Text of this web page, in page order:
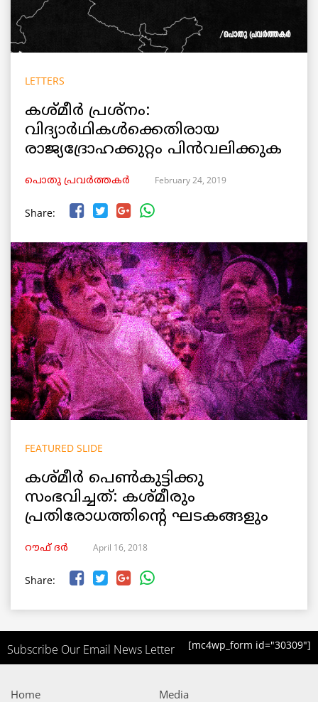
LETTERS
കശ്മീർ പ്രശ്നം:
വിദ്യാർഥികൾക്കെതിരായ
രാജ്യദ്രോഹക്കുറ്റം പിൻവലിക്കുക
പൊതു പ്രവർത്തകർ February 24, 2019
Share:
FEATURED SLIDE
കശ്മീർ പെൺകുട്ടിക്കു
സംഭവിച്ചത്: കശ്മീരും
പ്രതിരോധത്തിന്റെ ഘടകങ്ങളും
റൗഫ് ദര്‍ April 16, 2018
Share:
Subscribe Our Email News Letter [mc4wp_form id="30309"]
Home
Media